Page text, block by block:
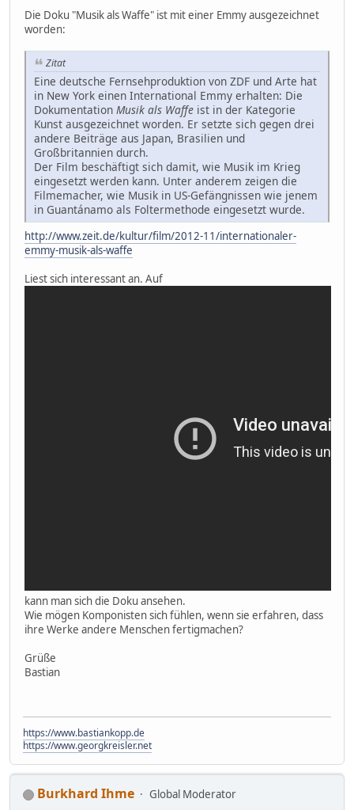
Die Doku "Musik als Waffe" ist mit einer Emmy ausgezeichnet
worden:
Zitat
Eine deutsche Fernsehproduktion von ZDF und Arte hat
in New York einen International Emmy erhalten: Die
Dokumentation Musik als Waffe ist in der Kategorie
Kunst ausgezeichnet worden. Er setzte sich gegen drei
andere Beiträge aus Japan, Brasilien und
Großbritannien durch.
Der Film beschäftigt sich damit, wie Musik im Krieg
eingesetzt werden kann. Unter anderem zeigen die
Filmemacher, wie Musik in US-Gefängnissen wie jenem
in Guantánamo als Foltermethode eingesetzt wurde.
http://www.zeit.de/kultur/film/2012-11/internationaler-
emmy-musik-als-waffe
Liest sich interessant an. Auf
kann man sich die Doku ansehen.
Wie mögen Komponisten sich fühlen, wenn sie erfahren, dass
ihre Werke andere Menschen fertigmachen?
Grüße
Bastian
https://www.bastiankopp.de
https://www.georgkreisler.net
Burkhard Ihme
Global Moderator